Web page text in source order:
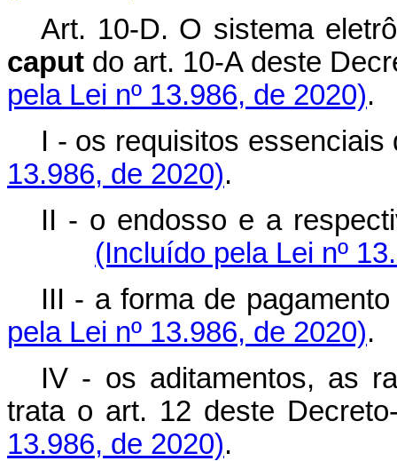
Art. 10-D. O sistema
caput do art. 10-A deste
pela Lei nº 13.986, de 2020).
I - os requisitos essenciais
13.986, de 2020).
II - o endosso e a
(Incluído pela Lei nº
III - a forma de
pela Lei nº 13.986, de 2020).
IV - os aditamentos, as
trata o art. 12 deste
13.986, de 2020).